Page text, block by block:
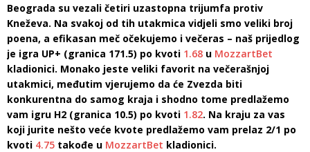
Beograda su vezali četiri uzastopna trijumfa protiv
Kneževa. Na svakoj od tih utakmica vidjeli smo veliki broj
poena, a efikasan meč očekujemo i večeras – naš prijedlog
je igra UP+ (granica 171.5) po kvoti 1.68 u MozzartBet
kladionici. Monako jeste veliki favorit na večerašnjoj
utakmici, međutim vjerujemo da će Zvezda biti
konkurentna do samog kraja i shodno tome predlažemo
vam igru H2 (granica 10.5) po kvoti 1.82. Na kraju za vas
koji jurite nešto veće kvote predlažemo vam prelaz 2/1 po
kvoti 4.75 takođe u MozzartBet kladionici.